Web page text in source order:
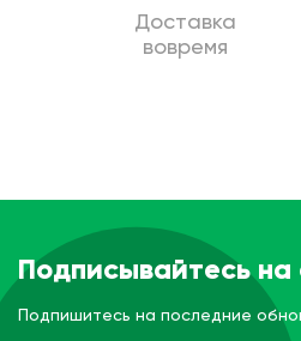
Доставка
вовремя
Подписывайтесь
Подпишитесь на последние